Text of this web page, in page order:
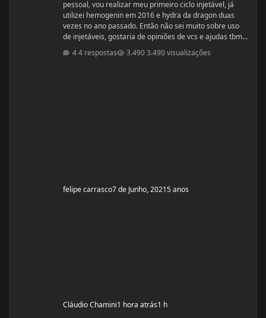
pessoal, vou realizar meu primeiro ciclo injetável, já
utilizei hemogenin em 2016 e hydra da dragon duas
vezes no ano passado. Então não sei muito sobre uso
de injetáveis, gostaria de opiniões de vcs e ajudas tbm
são bem vindas estava procurando e achei esse bulk
stack que é formado por ENANTATO DE
4 respostas 3.490 visualizações
felipe carrasco7 de Junho, 20215 anos
Cláudio Chamini1 hora atrás1 h